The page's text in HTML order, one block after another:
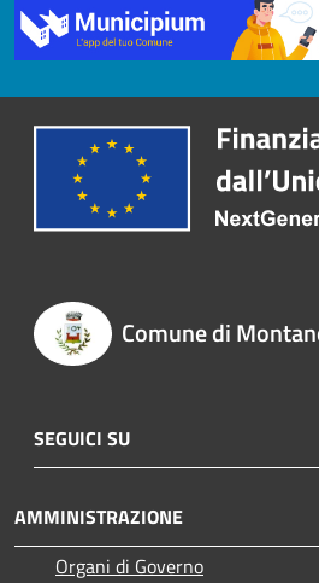
Comune di
SEGUICI SU
AMMINISTRAZIONE
Organi di Governo